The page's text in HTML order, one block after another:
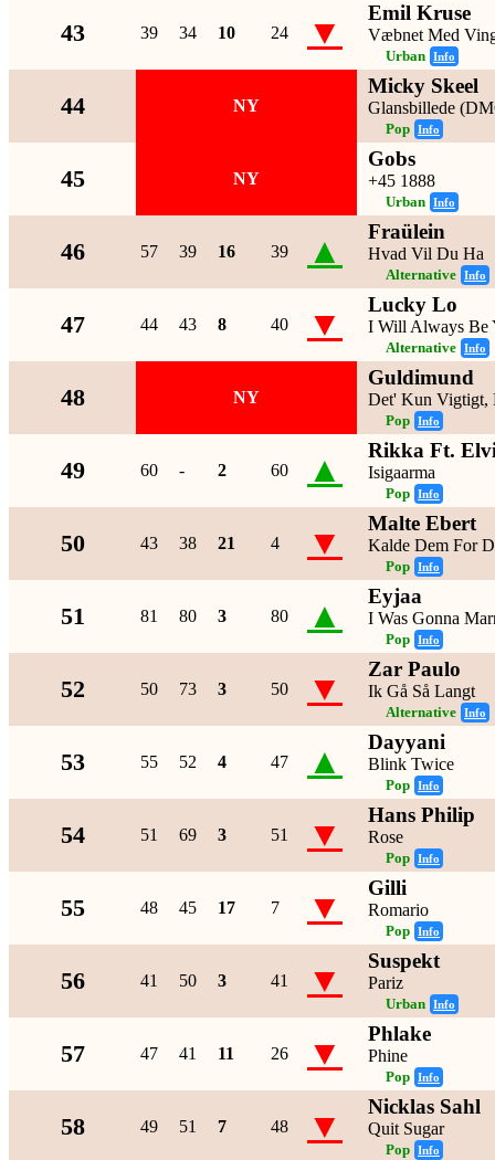
43 39 34 10 24 ▼ Emil Kruse
Væbnet Med
Urban Info
44 NY
Micky Skeel
Glansbillede
Pop Info
45 NY
Gobs
+45 1888
Urban Info
46 57 39 16 39 ▲ Fraülein
Hvad Vil Du Ha
Alternative Info
47 44 43 8 40 ▼ Lucky Lo
I Will Always Be
Alternative Info
48 NY
Guldimund
Det' Kun Vigtigt,
Pop Info
49 60 - 2 60 ▲ Rikka Ft.
Isigaarma
Pop Info
50 43 38 21 4 ▼ Malte Ebert
Kalde Dem For
Pop Info
51 81 80 3 80 ▲ Eyjaa
I Was Gonna
Pop Info
52 50 73 3 50 ▼ Zar Paulo
Ik Gå Så Langt
Alternative Info
53 55 52 4 47 ▲ Dayyani
Blink Twice
Pop Info
54 51 69 3 51 ▼ Hans Philip
Rose
Pop Info
55 48 45 17 7 ▼ Gilli
Romario
Pop Info
56 41 50 3 41 ▼ Suspekt
Pariz
Urban Info
57 47 41 11 26 ▼ Phlake
Phine
Pop Info
58 49 51 7 48 ▼ Nicklas Sahl
Quit Sugar
Pop Info